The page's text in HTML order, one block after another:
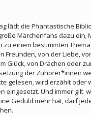
lädt die Phantastische
Märchenfans dazu ein,
zu einem bestimmten
Freunden, von der Liebe,
Glück, von Drachen oder
der Zuhörer*innen
gelesen, wird erzählt oder
eingesetzt. Und immer gilt:
Geduld mehr hat, darf